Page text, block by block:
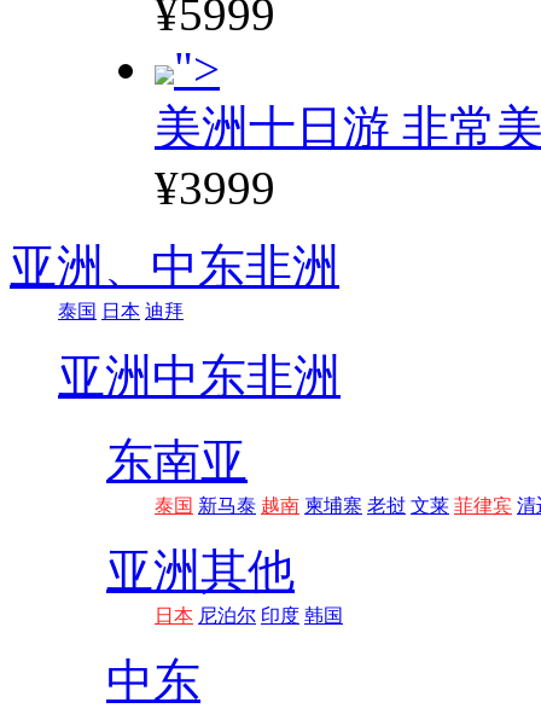
¥5999
">
美洲十日游 非常
¥3999
亚洲、 中东非洲
泰国 日本 迪拜
亚洲 中东非洲
东南亚
泰国 新马泰 越南 柬埔寨 老挝 文莱 菲律宾 清
亚洲其他
日本 尼泊尔 印度 韩国
中东